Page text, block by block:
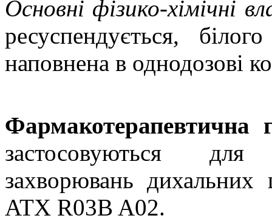
Основні фізико-хімічні
ресуспендується,
наповнена в однодозові
Фармакотерапевтична
застосовуються для
захворювань
ATX R03B A02.